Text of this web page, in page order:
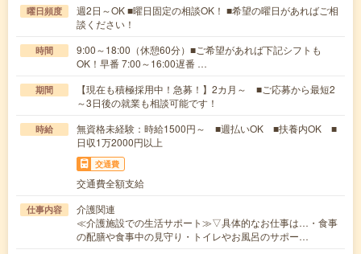
曜日頻度
週2日～OK ■曜日固定の相談OK！ ■希望の曜日があればご相
談ください！
時間
9:00～18:00（休憩60分）■ご希望があれば下記シフトも
OK！早番 7:00～16:00遅番 …
期間
【現在も積極採用中！急募！】2カ月～ ■ご応募から最短2
～3日後の就業も相談可能です！
時給
無資格未経験：時給1500円～ ■週払いOK ■扶養内OK ■
日収1万2000円以上
交通費
交通費全額支給
仕事内容
介護関連
≪介護施設での生活サポート≫▽具体的なお仕事は…・食事
の配膳や食事中の見守り・トイレやお風呂のサポー…